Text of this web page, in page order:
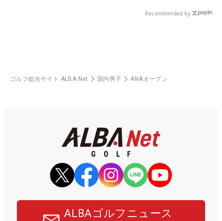
Recommended by
ゴルフ総合サイト ALBA Net 国内男子 ANAオープン
ALBAゴルフニュース